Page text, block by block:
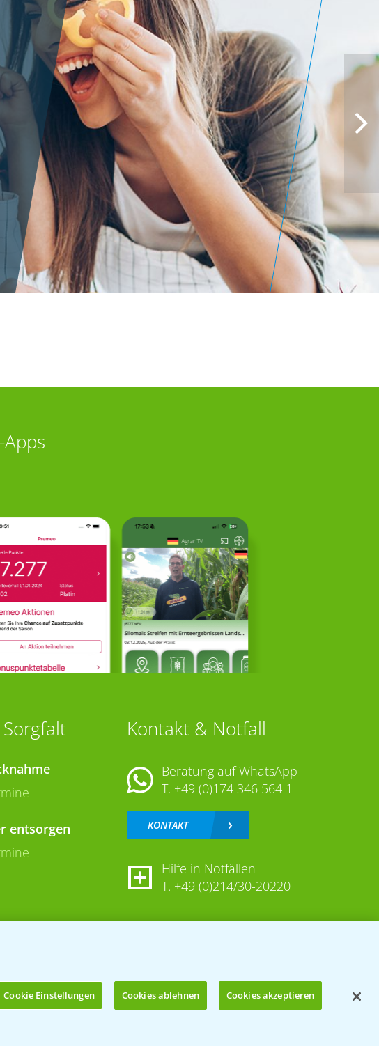
entsorgen
Kontakt & Notfall
Beratung auf WhatsApp
T. +49 (0)174 346 564 1
KONTAKT
Hilfe in Notfällen
T. +49 (0)214/30-20220
Cookie Einstellungen Cookies ablehnen Cookies akzeptieren